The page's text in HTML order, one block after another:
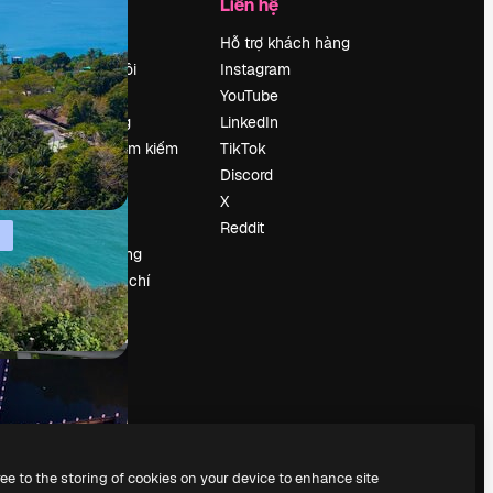
Bảng giá
Về chúng tôi
Reviews
Tuyển dụng
Xu hướng tìm kiếm
Blog
Sự kiện
Slidesgo
Bán nội dung
Phòng báo chí
Tìm kiếm
magnific.ai
Hỗ trợ khách hàng
Instagram
YouTube
LinkedIn
TikTok
Discord
X
Reddit
to the storing of cookies on your device to enhance site